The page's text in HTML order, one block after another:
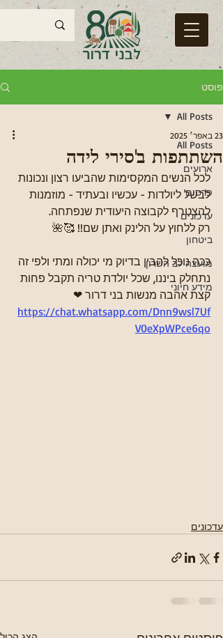
פוסט
All Posts
ארועים
פרסום
עדכונים
ביטחון
מועצה לב השרון
מידע חיוני
All Posts
השתתפות ב'סירי לידה
23 באפר׳ 2025
לכל הנשים המקסימות שהביעו רצון ונכונות
לבשל ליולדות - עכשיו ובעתיד - מוזמנות
להצטרף לקבוצה היעודית שנפתחה.
רק ללחוץ על הלינק ואתן שם!! 🥰🌺
ככה נוכל להבין בדיוק מי יכולה ומתי ולפי זה
נתחלק ביננו, שכל יולדת טריה תקבל פחות
קצת אהבה מנשות בני דרור ❤
https://chat.whatsapp.com/Dnn9wsl7Uf
V0eXpWPce6qo
עדכונים